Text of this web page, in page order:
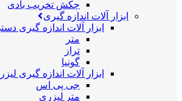
چکش تخریب بادی
ابزار آلات اندازه گیری
ابزار آلات اندازه گیری
متر
تراز
گونیا
ابزار آلات اندازه گیری
جی پی اس
متر لیزری